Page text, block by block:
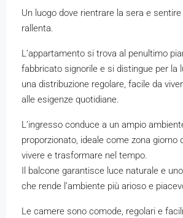
Un luogo dove rientrare la sera e
rallenta.
L’appartamento si trova al penultimo
fabbricato signorile e si distingue per la
una distribuzione regolare, facile da
alle esigenze quotidiane.
L’ingresso conduce a un ampio
proporzionato, ideale come zona giorno
vivere e trasformare nel tempo.
Il balcone garantisce luce naturale e
che rende l’ambiente più arioso e
Le camere sono comode, regolari e